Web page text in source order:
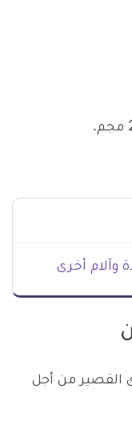
القصير من أجل